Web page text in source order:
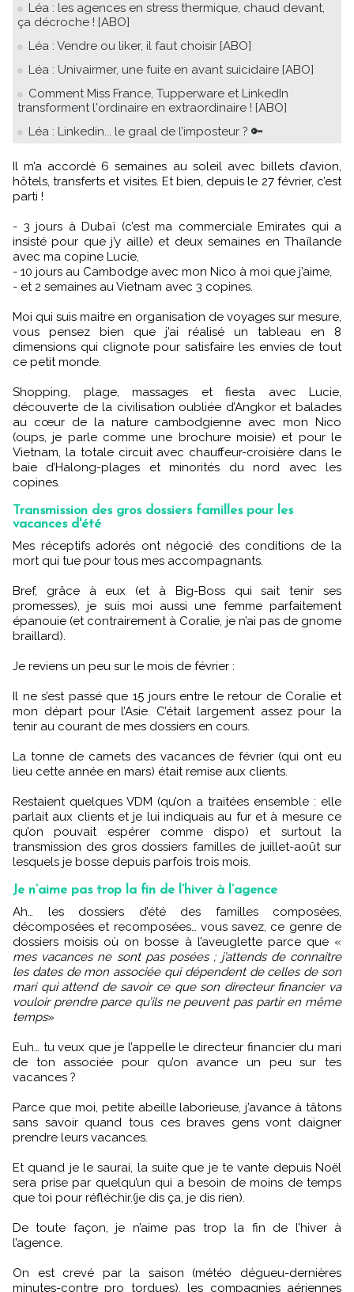
Léa : les agences en stress thermique, chaud devant,
ça décroche ! [ABO]
Léa : Vendre ou liker, il faut choisir [ABO]
Léa : Univairmer, une fuite en avant suicidaire [ABO]
Comment Miss France, Tupperware et LinkedIn
transforment l'ordinaire en extraordinaire ! [ABO]
Léa : Linkedin... le graal de l’imposteur ? 🔑
Il m’a accordé 6 semaines au soleil avec billets d’avion,
hôtels, transferts et visites. Et bien, depuis le 27 février, c’est
parti !
- 3 jours à Dubaï (c’est ma commerciale Emirates qui a
insisté pour que j’y aille) et deux semaines en Thaïlande
avec ma copine Lucie,
- 10 jours au Cambodge avec mon Nico à moi que j’aime,
- et 2 semaines au Vietnam avec 3 copines.
Moi qui suis maitre en organisation de voyages sur mesure,
vous pensez bien que j’ai réalisé un tableau en 8
dimensions qui clignote pour satisfaire les envies de tout
ce petit monde.
Shopping, plage, massages et fiesta avec Lucie,
découverte de la civilisation oubliée d’Angkor et balades
au cœur de la nature cambodgienne avec mon Nico
(oups, je parle comme une brochure moisie) et pour le
Vietnam, la totale circuit avec chauffeur-croisière dans le
baie d’Halong-plages et minorités du nord avec les
copines.
Transmission des gros dossiers familles pour les
vacances d'été
Mes réceptifs adorés ont négocié des conditions de la
mort qui tue pour tous mes accompagnants.
Bref, grâce à eux (et à Big-Boss qui sait tenir ses
promesses), je suis moi aussi une femme parfaitement
épanouie (et contrairement à Coralie, je n’ai pas de gnome
braillard).
Je reviens un peu sur le mois de février :
Il ne s’est passé que 15 jours entre le retour de Coralie et
mon départ pour l’Asie. C’était largement assez pour la
tenir au courant de mes dossiers en cours.
La tonne de carnets des vacances de février (qui ont eu
lieu cette année en mars) était remise aux clients.
Restaient quelques VDM (qu’on a traitées ensemble : elle
parlait aux clients et je lui indiquais au fur et à mesure ce
qu’on pouvait espérer comme dispo) et surtout la
transmission des gros dossiers familles de juillet-août sur
lesquels je bosse depuis parfois trois mois.
Je n’aime pas trop la fin de l’hiver à l’agence
Ah… les dossiers d’été des familles composées,
décomposées et recomposées… vous savez, ce genre de
dossiers moisis où on bosse à l’aveuglette parce que «
mes vacances ne sont pas posées ; j’attends de connaitre
les dates de mon associée qui dépendent de celles de son
mari qui attend de savoir ce que son directeur financier va
vouloir prendre parce qu’ils ne peuvent pas partir en même
temps»
Euh… tu veux que je l’appelle le directeur financier du mari
de ton associée pour qu’on avance un peu sur tes
vacances ?
Parce que moi, petite abeille laborieuse, j’avance à tâtons
sans savoir quand tous ces braves gens vont daigner
prendre leurs vacances.
Et quand je le saurai, la suite que je te vante depuis Noël
sera prise par quelqu’un qui a besoin de moins de temps
que toi pour réfléchir.(je dis ça, je dis rien).
De toute façon, je n’aime pas trop la fin de l’hiver à
l’agence.
On est crevé par la saison (météo dégueu-dernières
minutes-contre pro tordues), les compagnies aériennes